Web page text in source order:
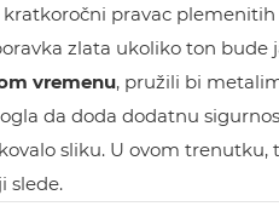
pravac
zlata ukoliko ton
vremenu, pružili bi
da doda dodatnu
sliku. U ovom
slede.